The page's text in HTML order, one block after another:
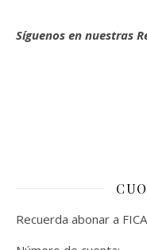
Síguenos en nuestras
Recuerda abonar a